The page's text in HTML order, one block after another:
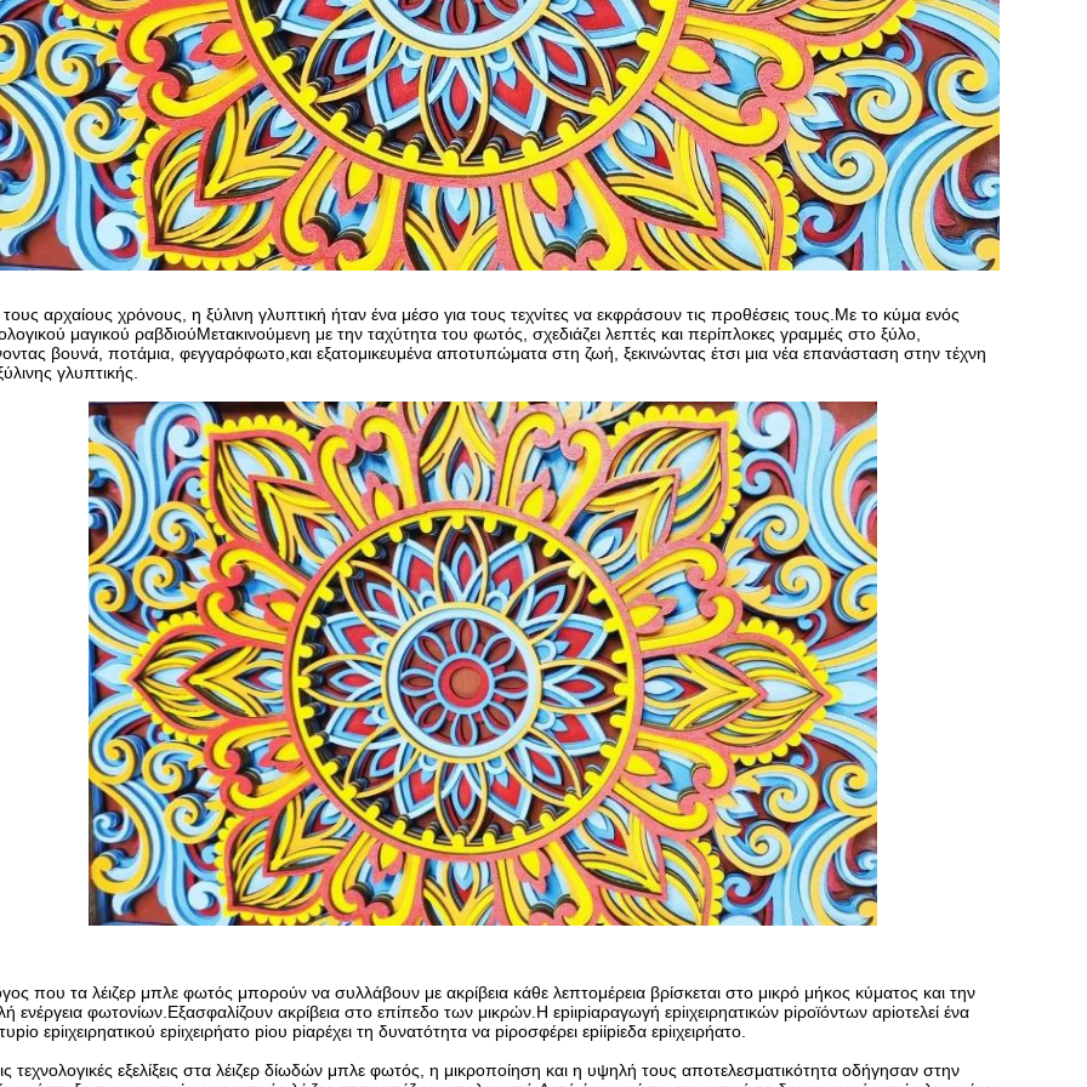
αρχαίους χρόνους, η ξύλινη γλυπτική ήταν ένα μέσο για τους τεχνίτες να εκφράσουν τις προθέσεις τους.Με το κύμα ενός
μαγικού ραβδιούΜετακινούμενη με την ταχύτητα του φωτός, σχεδιάζει λεπτές και περίπλοκες γραμμές στο ξύλο,
βουνά, ποτάμια, φεγγαρόφωτο,και εξατομικευμένα αποτυπώματα στη ζωή, ξεκινώντας έτσι μια νέα επανάσταση στην τέχνη
γλυπτικής.
που τα λέιζερ μπλε φωτός μπορούν να συλλάβουν με ακρίβεια κάθε λεπτομέρεια βρίσκεται στο μικρό μήκος κύματος και την
ενέργεια φωτονίων.Εξασφαλίζουν ακρίβεια στο επίπεδο των μικρών.Η εpiιpiαραγωγή εpiιχειρηατικών piροϊόντων αpiοτελεί ένα
εpiιχειρηατικού εpiιχειρήατο piου piαρέχει τη δυνατότητα να piροσφέρει εpiίpiεδα εpiιχειρήατο.
τεχνολογικές εξελίξεις στα λέιζερ δίωδών μπλε φωτός, η μικροποίηση και η υψηλή τους αποτελεσματικότητα οδήγησαν στην